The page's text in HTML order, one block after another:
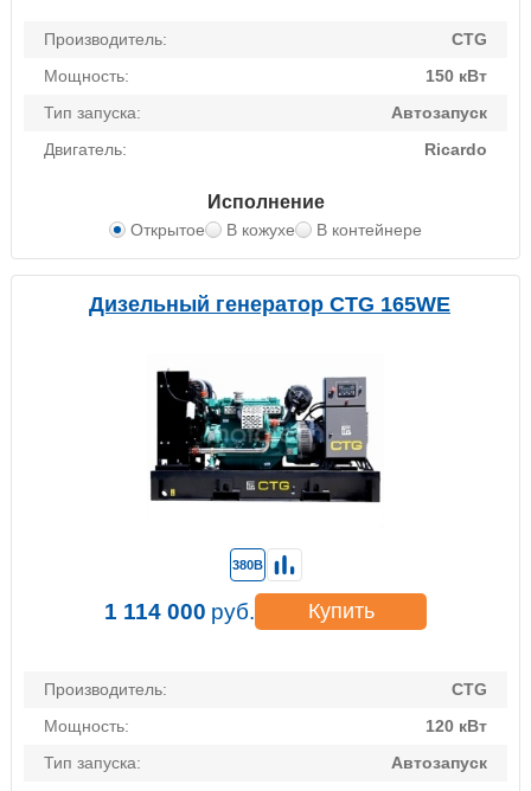
Производитель:
CTG
Мощность:
150 кВт
Тип запуска:
Автозапуск
Двигатель:
Ricardo
Исполнение
Открытое В кожухе В контейнере
Дизельный генератор CTG 165WE
Производитель:
CTG
Мощность:
120 кВт
Тип запуска:
Автозапуск
380В
1 114 000 руб. Купить